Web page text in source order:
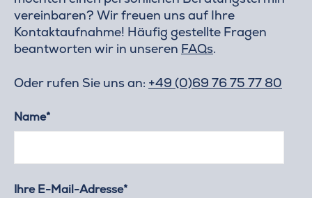
vereinbaren? Wir freuen uns auf Ihre
Kontaktaufnahme! Häufig gestellte Fragen
beantworten wir in unseren FAQs.
Oder rufen Sie uns an: +49 (0)69 76 75 77 80
Name*
Ihre E-Mail-Adresse*